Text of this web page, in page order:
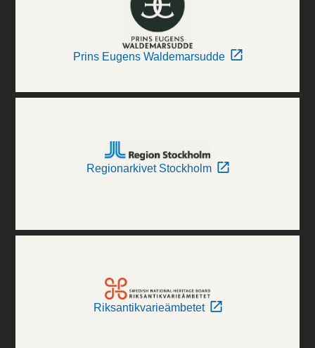
Prins Eugens Waldemarsudde
Regionarkivet Stockholm
Riksantikvarieämbetet